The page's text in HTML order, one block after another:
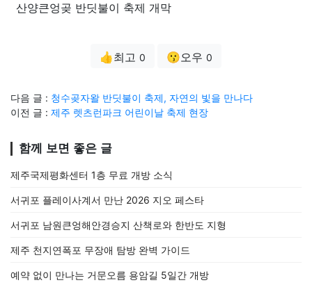
산양큰엉곶 반딧불이 축제 개막
👍최고 0 😗오우 0
다음 글 : 청수곶자왈 반딧불이 축제, 자연의 빛을 만나다
이전 글 : 제주 렛츠런파크 어린이날 축제 현장
함께 보면 좋은 글
제주국제평화센터 1층 무료 개방 소식
서귀포 플레이사계서 만난 2026 지오 페스타
서귀포 남원큰엉해안경승지 산책로와 한반도 지형
제주 천지연폭포 무장애 탐방 완벽 가이드
예약 없이 만나는 거문오름 용암길 5일간 개방